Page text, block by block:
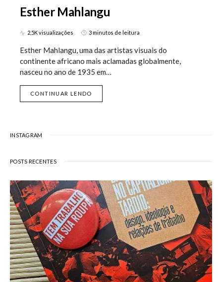
Esther Mahlangu
2,5K visualizações 3 minutos de leitura
Esther Mahlangu, uma das artistas visuais do
continente africano mais aclamadas globalmente,
nasceu no ano de 1935 em…
CONTINUAR LENDO
INSTAGRAM
POSTS RECENTES